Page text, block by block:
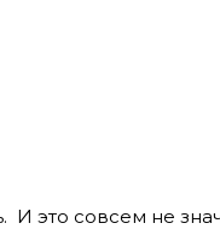
это совсем не